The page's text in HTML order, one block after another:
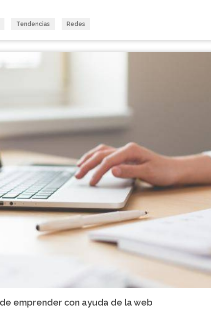
Accenture lanzó sobre lo que se podrá encontrar en la feria, las cinco
vez más como un camino inevitable a seguir por las empresas.Una
son exactamente nombres nuevos en lo que a tendencias
ver en el MWC no será tanto estas herramientas sino más bien la
campos y más terrenos. Por ejemplo, uno de los usos en los que se
de Accenture, será el comercio minorista, que verá como las
echando mano de las novedades tecnológicas.Fuente:
Tendencias Redes
emprender con ayuda de la web